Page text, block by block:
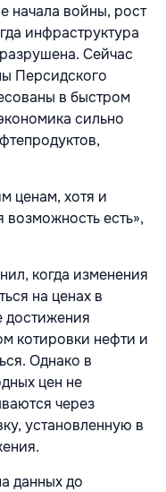
начала войны, рост
инфраструктура
Сейчас
Персидского
в быстром
сильно
ценам, хотя и
есть»,
когда изменения
на ценах в
достижения
котировки нефти и
Однако в
цен не
через
установленную в
данных до